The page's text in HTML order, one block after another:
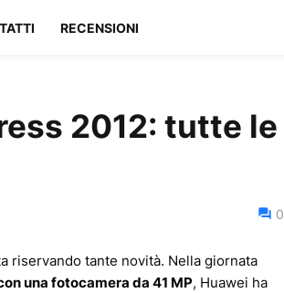
RECENSIONI
2012: tutte le
0
riservando tante novità. Nella giornata
una fotocamera da 41 MP, Huawei ha